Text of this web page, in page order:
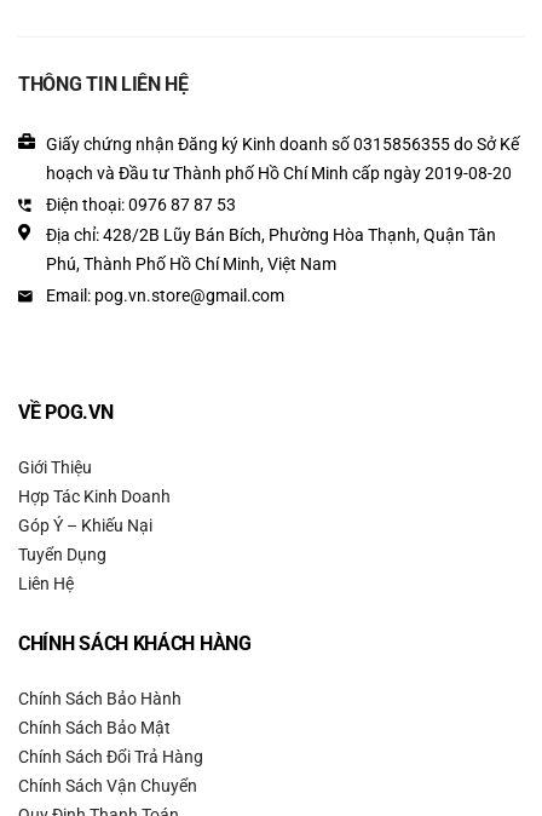
Tại POG.VN, chúng tôi hiểu chiếc kính là tài sản quan trọng. Dung
dịch Nano tẩm trong khăn ướt được điều chế với công thứcpH
trung tính, hoàn toàn KHÔNG chứa chất tẩy rửa mạnh (như
Amoniac) gây hại bề mặt.
Sản phẩm đã được kiểm nghiệm thực tế,
tròng kính thương hiệu lớn có lớp phủ váng dầu như:
Thành phần hoạt tính:
#giaylaukinh #khanlaukinh #chongbamnuoc #chonghoinuoc
#chongbambui #baovemat #hangnoidiatrungquoc #kinhmat
#kinhcan #kinhram #chongsuongmu #chongnuoc #pogvn
THÔNG TIN LIÊN HỆ
Giấy chứng nhận Đăng ký Kinh doanh số 0315856355 do Sở Kế
hoạch và Đầu tư Thành phố Hồ Chí Minh cấp ngày 2019-08-20
Điện thoại: 0976 87 87 53
Địa chỉ: 428/2B Lũy Bán Bích, Phường Hòa Thạnh, Quận Tân
Phú, Thành Phố Hồ Chí Minh, Việt Nam
Email: pog.vn.store@gmail.com
VỀ POG.VN
Giới Thiệu
Hợp Tác Kinh Doanh
Góp Ý – Khiếu Nại
Tuyển Dụng
Liên Hệ
CHÍNH SÁCH KHÁCH HÀNG
Chính Sách Bảo Hành
Chính Sách Bảo Mật
Chính Sách Đổi Trả Hàng
Chính Sách Vận Chuyển